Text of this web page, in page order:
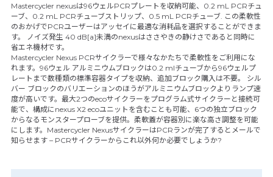
Mastercycler nexusは96ウェルPCRプレートを収納可能、0.2 mL PCRチュ
ーブ、0.2 mL PCRチューブストリップ、0.5 mL PCRチューブ. この柔軟性
のおかげでPCRユーザーはアッセイに最適な消耗品を選択することができま
す。 ノイズ発生 40 dB[a]未満のnexusはささやきの静けさであると同時に
省エネ機材です。
Mastercycler Nexus PCRサイクラーで様々なかたちで柔軟性をご利用にな
れます。96ウェル アルミニウムブロックは0.2 mlチューブから96ウェルプ
レートまで数種類の標準容器タイプを収納、追加ブロック購入は不要。 シル
バー ブロックのバリエーションのほうがアルミニウムブロックよりランプ速
度が高いです。最大2つのecoサイクラーをプログラム式サイクラーと接続可
能で、構成にnexus X2 ecoユニットを含むことも可能、6つの独立ブロック
からなるモンスタープローブを提供。柔軟蓋が容器別に楽な高さ調整を可能
にします。Mastercycler NexusサイクラーはPCRランが完了するとメールで
知らせます – PCRサイクラーからこれ以外何か必要でしょうか?